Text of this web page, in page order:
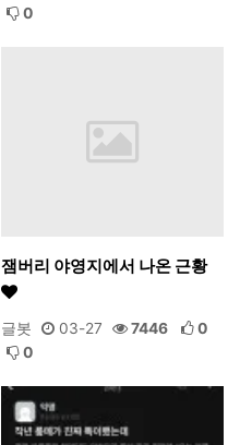
0
잼버리 야영지에서 나온 근황
글봇 03-27 7446
0
0